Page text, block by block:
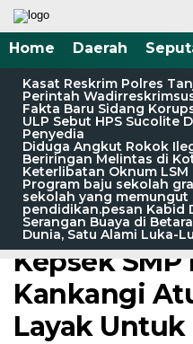
Home Daerah
Kasat Reskrim Polres
Perintah
Fakta Baru Sidang
ULP Sebut HPS Sucolite
Penyedia
Diduga Angkut Rokok
Beriringan Melintas di
Keterlibatan Oknum LSM
Program baju sekolah
sekolah yang
pendidikan.pesan Kabid
Serangan Buaya di
Dunia, Satu Alami Luka-
Home /Daerah/Seputar Jambi/
Sabtu, 12 Juli 2025 - 13:15 WIB
Kepsek SMP
Kankangi
Layak Untuk